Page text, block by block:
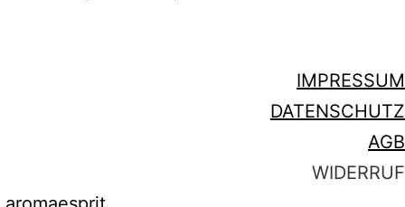
IMPRESSUM
DATENSCHUTZ
AGB
WIDERRUF